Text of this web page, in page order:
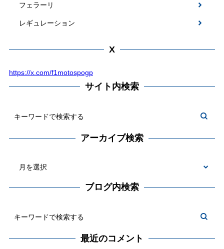
フェラーリ
レギュレーション
X
https://x.com/f1motospogp
サイト内検索
アーカイブ検索
ブログ内検索
最近のコメント